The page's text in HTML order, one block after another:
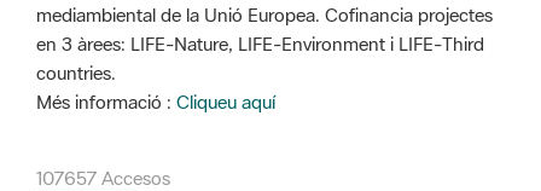
mediambiental de la Unió Europea. Cofinancia projectes
en 3 àrees: LIFE-Nature, LIFE-Environment i LIFE-Third
countries.
Més informació : Cliqueu aquí
107657 Accesos